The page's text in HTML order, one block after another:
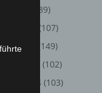
(89)
(107)
Mai 2024
(149)
(102)
März 2024 (103)